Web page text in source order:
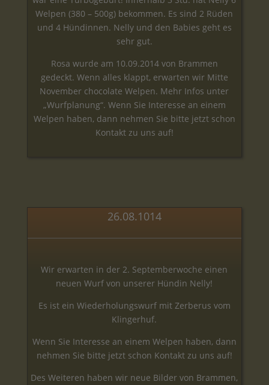
Welpen (380 – 500g) bekommen. Es sind 2 Rüden
und 4 Hündinnen. Nelly und den Babies geht es
sehr gut.
Rosa wurde am 10.09.2014 von Brammen
gedeckt. Wenn alles klappt, erwarten wir Mitte
November chocolate Welpen. Mehr Infos unter
„Wurfplanung“. Wenn Sie Interesse an einem
Welpen haben, dann nehmen Sie bitte jetzt schon
Kontakt zu uns auf!
26.08.1014
Wir erwarten in der 2. Septemberwoche einen
neuen Wurf von unserer Hündin Nelly!
Es ist ein Wiederholungswurf mit Zerberus vom
Klingerhuf.
Wenn Sie Interesse an einem Welpen haben, dann
nehmen Sie bitte jetzt schon Kontakt zu uns auf!
Des Weiteren haben wir neue Bilder von Brammen,